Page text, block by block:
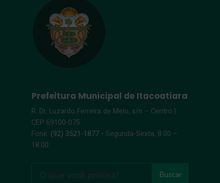
Prefeitura Municipal de Itacoatiara
R. Dr. Luzardo Ferreira de Melo, s/n – Centro |
CEP 69100-075
Fone: (92) 3521-1877 • Segunda-Sexta, 8:00 –
18:00
Buscar